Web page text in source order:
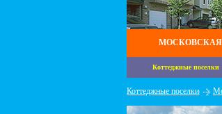
МОСКОВСКАЯ
Коттеджные поселки
Коттеджные поселки